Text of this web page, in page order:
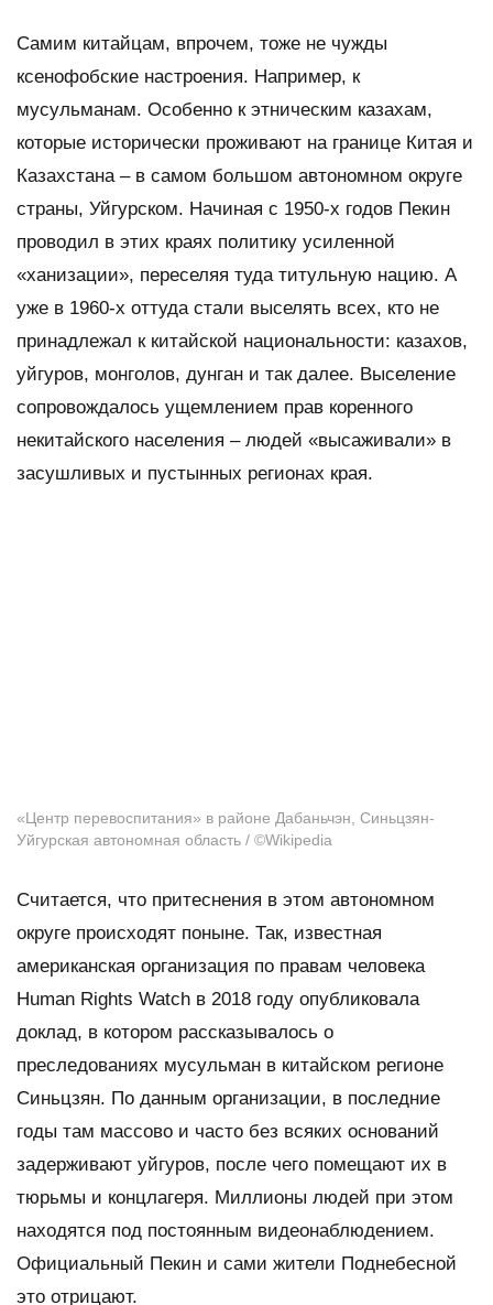
Самим китайцам, впрочем, тоже не чужды
ксенофобские настроения. Например, к
мусульманам. Особенно к этническим казахам,
которые исторически проживают на границе Китая и
Казахстана – в самом большом автономном округе
страны, Уйгурском. Начиная с 1950-х годов Пекин
проводил в этих краях политику усиленной
«ханизации», переселяя туда титульную нацию. А
уже в 1960-х оттуда стали выселять всех, кто не
принадлежал к китайской национальности: казахов,
уйгуров, монголов, дунган и так далее. Выселение
сопровождалось ущемлением прав коренного
некитайского населения – людей «высаживали» в
засушливых и пустынных регионах края.
«Центр перевоспитания» в районе Дабаньчэн, Синьцзян-
Уйгурская автономная область / ©Wikipedia
Считается, что притеснения в этом автономном
округе происходят поныне. Так, известная
американская организация по правам человека
Human Rights Watch в 2018 году опубликовала
доклад, в котором рассказывалось о
преследованиях мусульман в китайском регионе
Синьцзян. По данным организации, в последние
годы там массово и часто без всяких оснований
задерживают уйгуров, после чего помещают их в
тюрьмы и концлагеря. Миллионы людей при этом
находятся под постоянным видеонаблюдением.
Официальный Пекин и сами жители Поднебесной
это отрицают.